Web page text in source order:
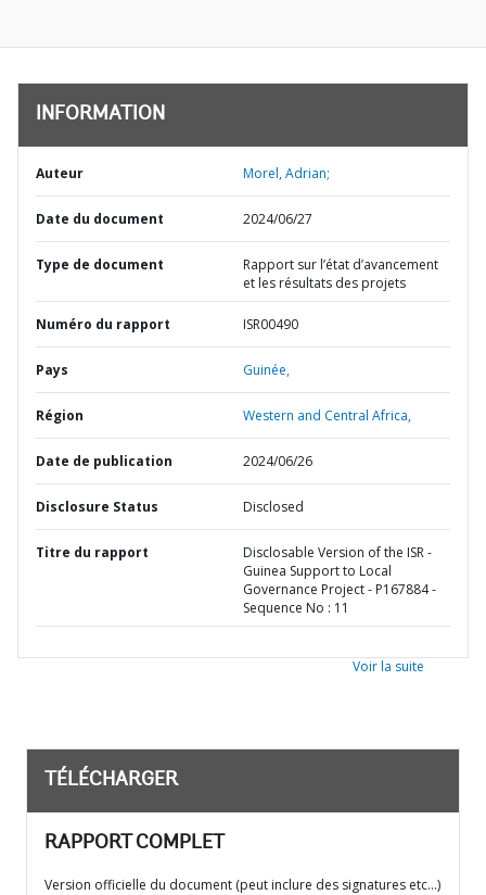
INFORMATION
Auteur Morel, Adrian;
Date du document 2024/06/27
Type de document
Rapport sur l’état d’avancement
et les résultats des projets
Numéro du rapport ISR00490
Pays Guinée,
Région Western and Central Africa,
Date de publication 2024/06/26
Disclosure Status Disclosed
Titre du rapport
Disclosable Version of the ISR -
Guinea Support to Local
Governance Project - P167884 -
Sequence No : 11
Voir la suite
TÉLÉCHARGER
RAPPORT COMPLET
Version officielle du document (peut inclure des signatures etc…)